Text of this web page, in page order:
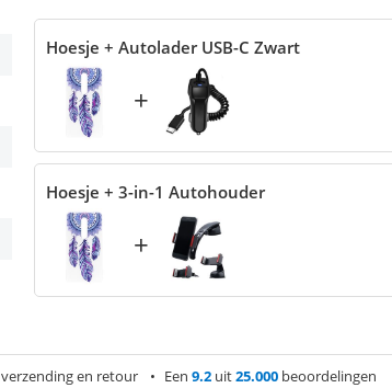
Hoesje + Autolader USB-C Zwart
+
Hoesje + 3-in-1 Autohouder
+
verzending en retour Een 9.2 uit25.000 beoordelingen